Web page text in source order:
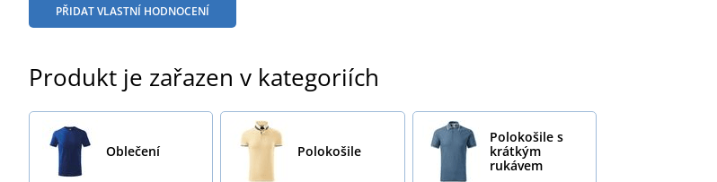
PŘIDAT VLASTNÍ HODNOCENÍ
Produkt je zařazen v kategoriích
Oblečení Polokošile
Polokošile s
krátkým
rukávem